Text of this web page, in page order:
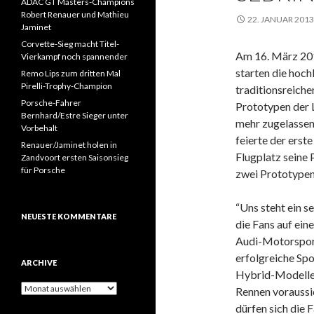
22. JANUAR 2013
Am 16. März
starten die
Prototypen der
mehr
feierte der
Flugplatz seine
zwei
“Uns steht ein
die Fans auf
Audi-
erfolgreiche
Hybrid-
Rennen
dürfen sich die
Robert Renauer und Mathieu
Jaminet
Corvette-Sieg macht Titel-
Vierkampf noch spannender
Remo Lips zum dritten Mal
Pirelli-Trophy-Champion
Porsche-Fahrer
Bernhard/Estre Sieger unter
Vorbehalt
Renauer/Jaminet holen in
Zandvoort ersten Saisonsieg
für Porsche
NEUESTE KOMMENTARE
ARCHIVE
A